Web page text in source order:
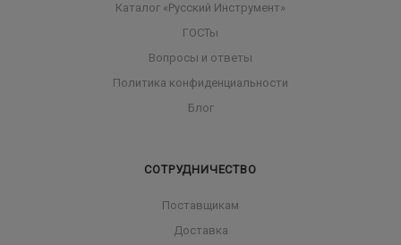
Каталог «Русский Инструмент»
ГОСТы
Вопросы и ответы
Политика конфиденциальности
Блог
СОТРУДНИЧЕСТВО
Поставщикам
Доставка